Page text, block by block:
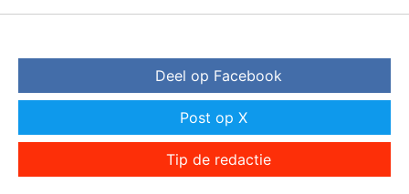
Deel op Facebook
Post op X
Tip de redactie